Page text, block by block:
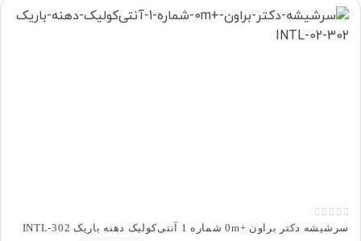





سرشیشه دکتر براون +0m شماره 1 آنتی‌کولیک دهنه باریک 302-INTL